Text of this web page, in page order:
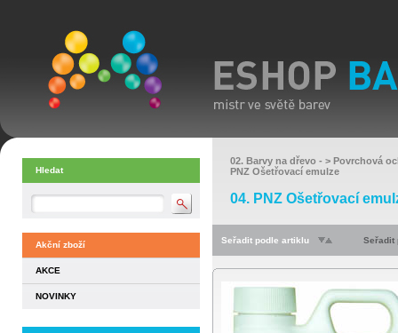
Hledat
Akční zboží
AKCE
NOVINKY
02. Barvy na dřevo - > Povrchová
PNZ Ošetřovací emulze
04. PNZ Ošetřovací
Seřadit podle artiklu Seřadit